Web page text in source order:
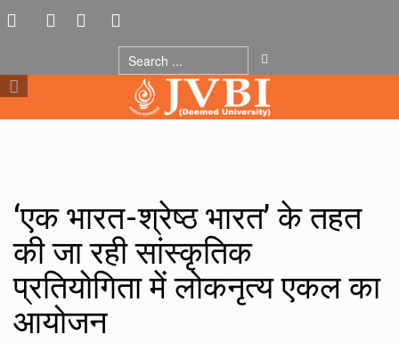
‘एक भारत-श्रेष्ठ भारत’ के तहत
की जा रही सांस्कृतिक
प्रतियोगिता में लोकनृत्य एकल का
आयोजन